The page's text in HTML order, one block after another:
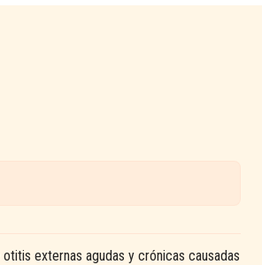
externas agudas y crónicas causadas